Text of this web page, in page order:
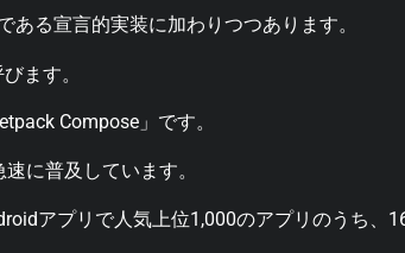
ある宣言的実装に加わりつつあります。
ます。
Compose」です。
に普及しています。
アプリで人気上位1,000のアプリのうち、